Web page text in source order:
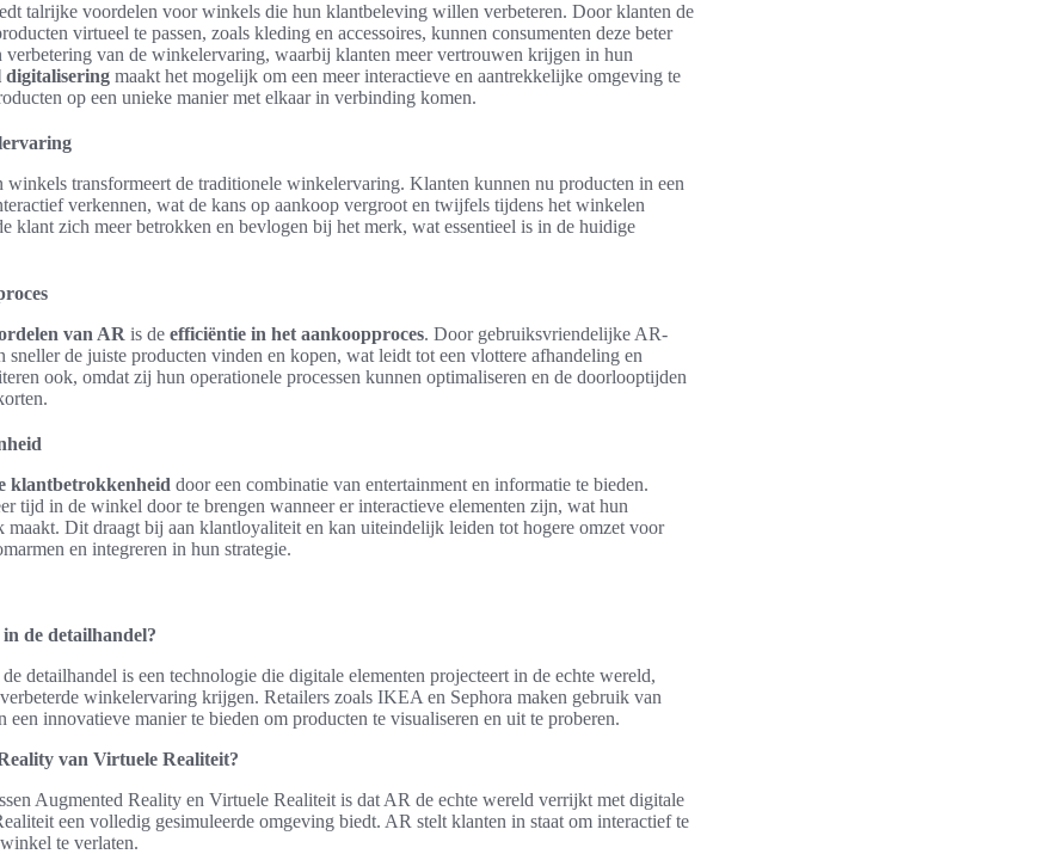
talrijke voordelen voor winkels die hun klantbeleving willen verbeteren. Door klanten de
virtueel te passen, zoals kleding en accessoires, kunnen consumenten deze beter
verbetering van de winkelervaring, waarbij klanten meer vertrouwen krijgen in hun
digitalisering maakt het mogelijk om een meer interactieve en aantrekkelijke omgeving te
op een unieke manier met elkaar in verbinding komen.
transformeert de traditionele winkelervaring. Klanten kunnen nu producten in een
verkennen, wat de kans op aankoop vergroot en twijfels tijdens het winkelen
klant zich meer betrokken en bevlogen bij het merk, wat essentieel is in de huidige
van AR is de efficiëntie in het aankoopproces. Door gebruiksvriendelijke AR-
sneller de juiste producten vinden en kopen, wat leidt tot een vlottere afhandeling en
ook, omdat zij hun operationele processen kunnen optimaliseren en de doorlooptijden
klantbetrokkenheid door een combinatie van entertainment en informatie te bieden.
tijd in de winkel door te brengen wanneer er interactieve elementen zijn, wat hun
Dit draagt bij aan klantloyaliteit en kan uiteindelijk leiden tot hogere omzet voor
en integreren in hun strategie.
de detailhandel?
detailhandel is een technologie die digitale elementen projecteert in de echte wereld,
winkelervaring krijgen. Retailers zoals IKEA en Sephora maken gebruik van
een innovatieve manier te bieden om producten te visualiseren en uit te proberen.
van Virtuele Realiteit?
Augmented Reality en Virtuele Realiteit is dat AR de echte wereld verrijkt met digitale
een volledig gesimuleerde omgeving biedt. AR stelt klanten in staat om interactief te
te verlaten.